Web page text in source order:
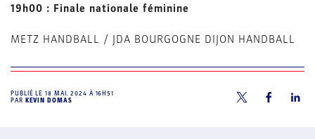
19h00 : Finale nationale féminine
METZ HANDBALL / JDA BOURGOGNE DIJON HANDBALL
PUBLIÉ LE18 MAI. 2024 À 16H51
PAR KEVIN DOMAS